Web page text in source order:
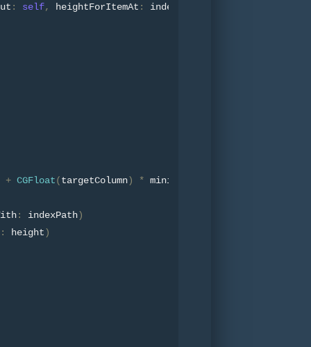
: self, heightForItemAt : indexPath
+ CGFloat(targetColumn) * minimumInteritemSpacing
: indexPath)
:
height)